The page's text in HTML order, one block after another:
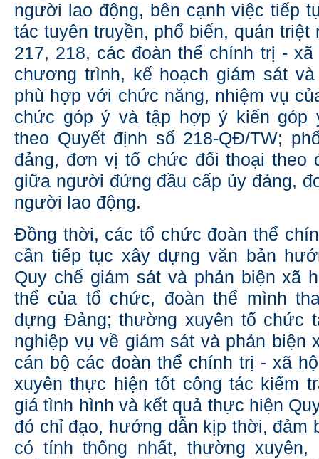
người lao động, bên cạnh việc tiếp
tác tuyên truyền, phổ biến, quán triệt
217, 218, các đoàn thể chính trị -
chương trình, kế hoạch giám sát
phù hợp với chức năng, nhiệm vụ
chức góp ý và tập hợp ý kiến góp
theo Quyết định số 218-QĐ/TW;
đảng, đơn vị tổ chức đối thoại theo
giữa người đứng đầu cấp ủy đảng,
người lao động.
Đồng thời, các tổ chức đoàn thể
cần tiếp tục xây dựng văn bản
Quy chế giám sát và phản biện xã
thể của tổ chức, đoàn thể mình
dựng Đảng; thường xuyên tổ chức
nghiệp vụ về giám sát và phản biện
cán bộ các đoàn thể chính trị - xã
xuyên thực hiện tốt công tác kiểm
giá tình hình và kết quả thực hiện
đó chỉ đạo, hướng dẫn kịp thời, đảm
có tính thống nhất, thường